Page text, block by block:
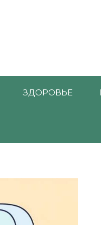
ЗДОРОВЬЕ